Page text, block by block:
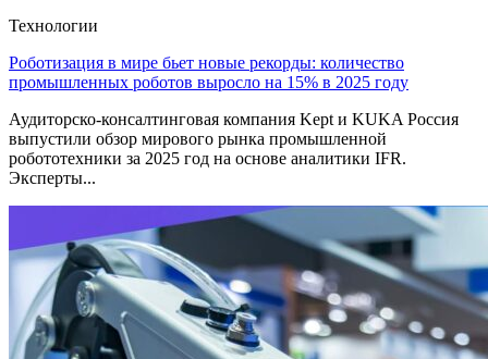
Технологии
Роботизация в мире бьет новые рекорды: количество
промышленных роботов выросло на 15% в 2025 году
Аудиторско-консалтинговая компания Kept и KUKA Россия
выпустили обзор мирового рынка промышленной
робототехники за 2025 год на основе аналитики IFR.
Эксперты...